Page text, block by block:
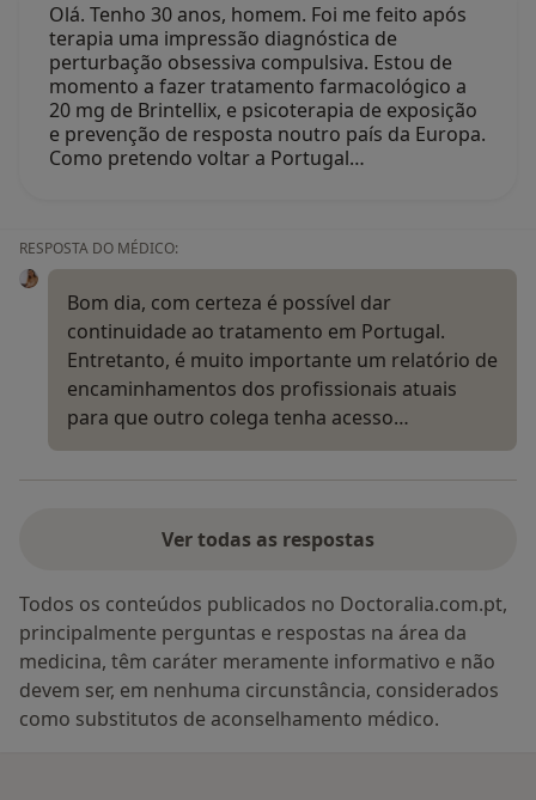
Olá. Tenho 30 anos, homem. Foi me feito após
terapia uma impressão diagnóstica de
perturbação obsessiva compulsiva. Estou de
momento a fazer tratamento farmacológico a
20 mg de Brintellix, e psicoterapia de exposição
e prevenção de resposta noutro país da Europa.
Como pretendo voltar a Portugal…
RESPOSTA DO MÉDICO:
Bom dia, com certeza é possível dar
continuidade ao tratamento em Portugal.
Entretanto, é muito importante um relatório de
encaminhamentos dos profissionais atuais
para que outro colega tenha acesso…
Ver todas as respostas
Todos os conteúdos publicados no Doctoralia.com.pt,
principalmente perguntas e respostas na área da
medicina, têm caráter meramente informativo e não
devem ser, em nenhuma circunstância, considerados
como substitutos de aconselhamento médico.